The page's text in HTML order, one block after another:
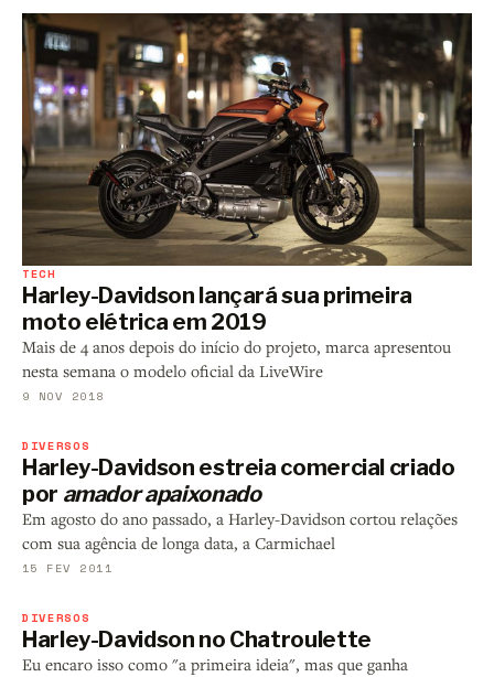
TECH
Harley-Davidson lançará sua primeira
moto elétrica em 2019
Mais de 4 anos depois do início do projeto, marca apresentou
nesta semana o modelo oficial da LiveWire
9 NOV 2018
DIVERSOS
Harley-Davidson estreia comercial criado
por amador apaixonado
Em agosto do ano passado, a Harley-Davidson cortou relações
com sua agência de longa data, a Carmichael
15 FEV 2011
DIVERSOS
Harley-Davidson no Chatroulette
Eu encaro isso como "a primeira ideia", mas que ganha